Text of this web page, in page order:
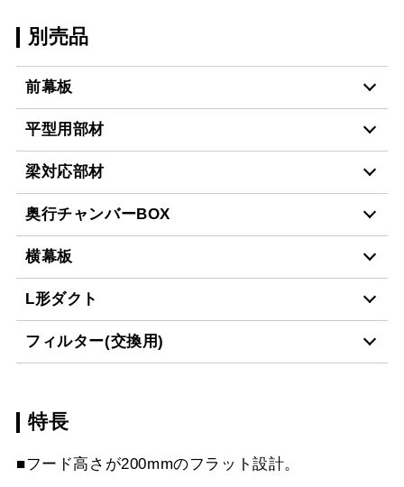
別売品
前幕板
MP-604 BK ¥5,610（税抜価格 ￥
MP-604 W ¥5,610（税抜価格 ￥
MP-604 SI ¥7,370（税抜価格 ￥
スクロールできます
平型用部材
CH-BFE-5060 BK ¥23,870（税抜価格 ￥
CH-BFE-5060 W ¥23,870（税抜価格 ￥
CH-BFE-5060 SI ¥27,390（税抜価格 ￥
CH-BFE-5075 BK ¥27,170（税抜価格 ￥
スクロールできます
梁対応部材
DCH-410 ¥23,540（税抜価格 ￥
スクロールできます
奥行チャンバーBOX
CH-BFE-5060 BK ¥23,870（税抜価格 ￥
CH-BFE-5060 SI ¥27,390（税抜価格 ￥
CH-BFE-5075 SI
CH-BFE-5090 BK ¥30,360（税抜価格 ￥
横幕板
YMPP40-BF39 BK ¥6,490（税抜価格 ￥
YMPP40-BF39 SI
L形ダクト
フィルター(交換用)
CSF16-4001
特長
■フード高さが200mmのフラット設計。